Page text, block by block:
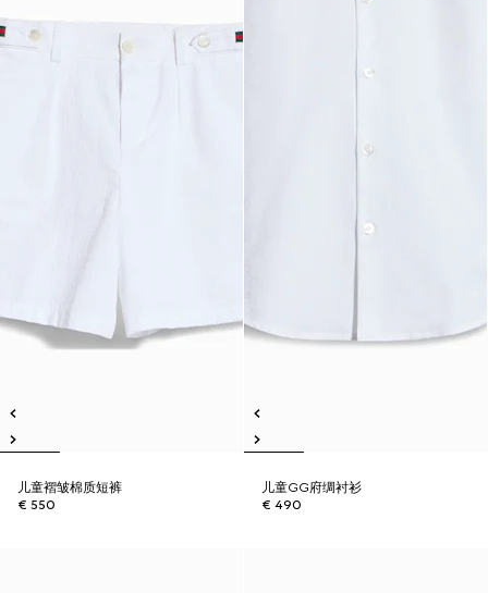
儿童褶皱棉质短裤
€ 550
儿童GG府绸衬衫
€ 490